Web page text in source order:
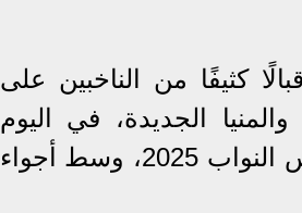
كثيفًا من الناخبين على
الجديدة، في اليوم
الثاني من المرحلة الأولى لانتخابات مجلس النواب 2025، وسط أجواء